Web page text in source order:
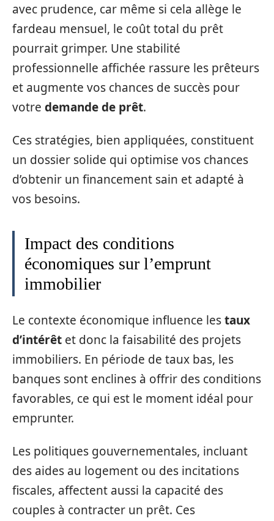
avec prudence, car même si cela allège le
fardeau mensuel, le coût total du prêt
pourrait grimper. Une stabilité
professionnelle affichée rassure les prêteurs
et augmente vos chances de succès pour
votre demande de prêt.
Ces stratégies, bien appliquées, constituent
un dossier solide qui optimise vos chances
d’obtenir un financement sain et adapté à
vos besoins.
Impact des conditions
économiques sur l’emprunt
immobilier
Le contexte économique influence lestaux
d’intérêt et donc la faisabilité des projets
immobiliers. En période de taux bas, les
banques sont enclines à offrir des conditions
favorables, ce qui est le moment idéal pour
emprunter.
Les politiques gouvernementales, incluant
des aides au logement ou des incitations
fiscales, affectent aussi la capacité des
couples à contracter un prêt. Ces